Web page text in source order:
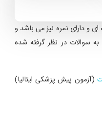
آزمون به صورت 4 گزینه ای و دارای نمره نیز می باشد و
پاسخ به سوالات در نظر گرفته شده
(آزمون پیش پزشکی ایتالیا)